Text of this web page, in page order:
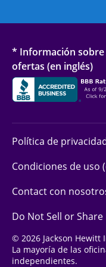
* Información
ofertas (en inglés)
Política de
Condiciones de uso
Contact con
Do Not Sell or
© 2026 Jackson Hewitt
La mayoría de las
independientes.